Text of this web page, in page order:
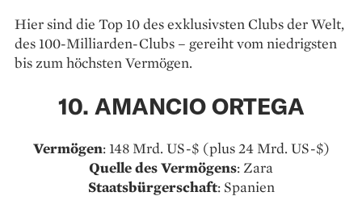
Hier sind die Top 10 des exklusivsten Clubs der Welt,
des 100-Milliarden-Clubs – gereiht vom niedrigsten
bis zum höchsten Vermögen.
10. AMANCIO ORTEGA
Vermögen: 148 Mrd. US-$ (plus 24 Mrd. US-$)
Quelle des Vermögens: Zara
Staatsbürgerschaft: Spanien